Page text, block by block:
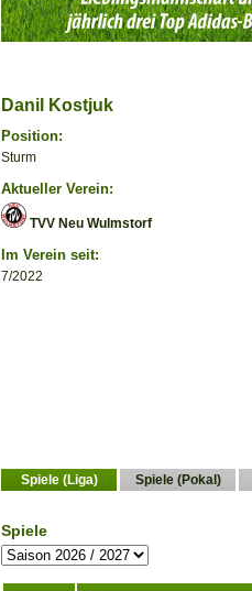
Danil Kostjuk
Position:
Sturm
Aktueller Verein:
TVV Neu Wulmstorf
Im Verein seit:
7/2022
Spiele (Liga) Spiele (Pokal)
Spiele